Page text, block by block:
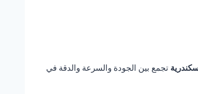
تجمع بين الجودة والسرعة والدقة في